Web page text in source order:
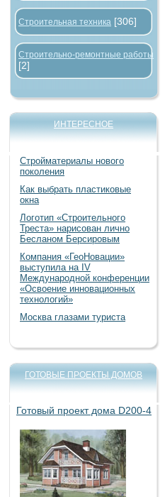
Строительная техника [306]
Строительно-ремонтные работы
[2]
ИНТЕРЕСНОЕ
Стройматериалы нового
поколения
Как выбрать пластиковые
окна
Логотип «Строительного
Треста» нарисован лично
Бесланом Берсировым
Компания «ГеоНовации»
выступила на IV
Международной конференции
«Освоение инновационных
технологий»
Москва глазами туриста
ГОТОВЫЕ ПРОЕКТЫ ДОМОВ
Готовый проект дома D200-4